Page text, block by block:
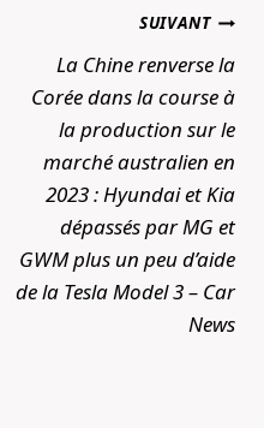
SUIVANT
La Chine renverse la
Corée dans la course à
la production sur le
marché australien en
2023 : Hyundai et Kia
dépassés par MG et
GWM plus un peu d’aide
de la Tesla Model 3 – Car
News